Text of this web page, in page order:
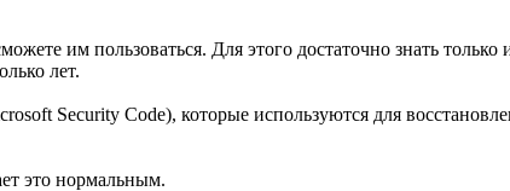
им пользоваться. Для этого достаточно знать
лет.
Security Code), которые используются для
это нормальным.